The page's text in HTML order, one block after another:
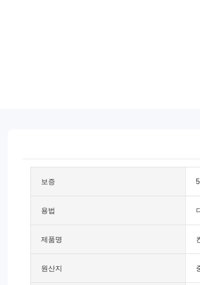
보증
용법
제품명
원산지